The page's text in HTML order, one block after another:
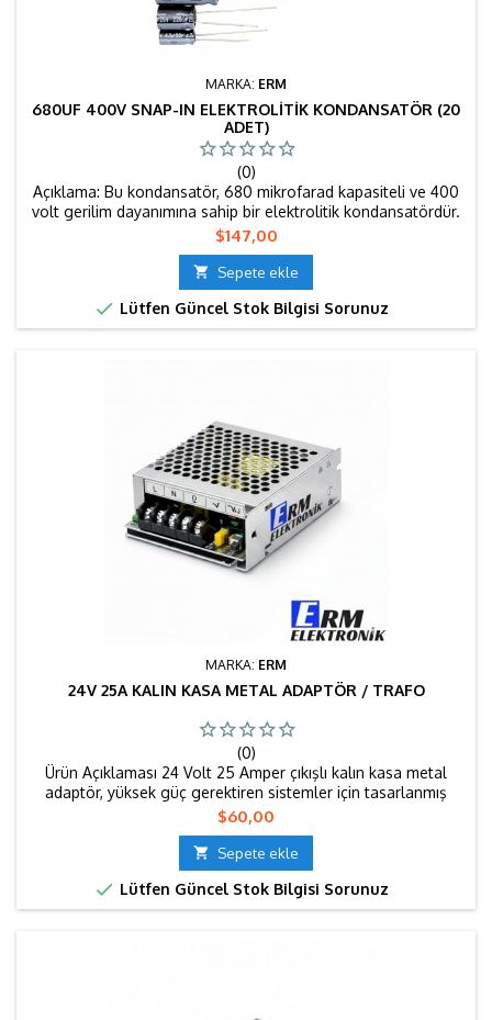
MARKA: ERM
680UF 400V SNAP-IN ELEKTROLITIK KONDANSATÖR (20
ADET)
(0)
Açıklama: Bu kondansatör, 680 mikrofarad kapasiteli ve 400
volt gerilim dayanımına sahip bir elektrolitik kondansatördür.
Snap-in (geçmeli) montaj tipi sayesinde, özellikle yüksek akım
ve voltaj gerektiren uygulamalarda güvenli ve sağlam bir
bağlantı sağlar. Genellikle güç kaynakları, ses sistemleri ve
endüstriyel elektronik devrelerde enerji depolama,...
Fiyat
$147,00
 Sepete ekle
 Lütfen Güncel Stok Bilgisi Sorunuz
MARKA: ERM
24V 25A KALIN KASA METAL ADAPTÖR / TRAFO
(0)
Ürün Açıklaması 24 Volt 25 Amper çıkışlı kalın kasa metal
adaptör, yüksek güç gerektiren sistemler için tasarlanmış
dayanıklı ve stabil bir güç kaynağıdır. Metal gövdesi sayesinde
ısıyı dengeli dağıtarak uzun süreli ve güvenli kullanım sunar.
Endüstriyel uygulamalar, yüksek güçlü LED sistemleri ve
otomasyon projelerinde güvenle tercih edilebilir. Teknik...
Fiyat
$60,00
 Sepete ekle
 Lütfen Güncel Stok Bilgisi Sorunuz